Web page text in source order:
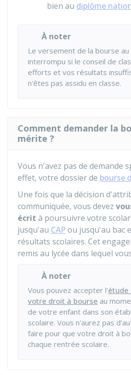
bien au diplôme
À noter
Le versement de la bourse
interrompu si le conseil de
efforts et vos résultats
n'êtes pas assidu en classe.
Comment demander la
mérite ?
Vous n'avez pas de demande
effet, votre dossier de bourse
Une fois que la décision
communiquée, vous devez
écrit à poursuivre votre
jusqu'au CAPou jusqu'au bac
résultats scolaires. Cet
remis au lycée dans lequel
À noter
Vous pouvez accepter l'étude
votre droit à bourse au
de votre enfant dans son
scolaire. Vous n'aurez pas
faire pour que votre droit à
chaque rentrée scolaire.